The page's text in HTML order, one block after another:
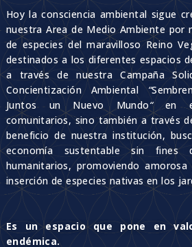
Hoy la consciencia ambiental sigue
nuestra Area de Medio Ambiente por
de especies del maravilloso Reino
destinados a los diferentes espacios
a través de nuestra Campaña
Concientización Ambiental “
Juntos un Nuevo Mundo“
en
comunitarios, sino también a través
beneficio de nuestra institución,
economía sustentable sin
humanitarios, promoviendo
inserción de especies nativas en los
Es un espacio que pone en
endémica.